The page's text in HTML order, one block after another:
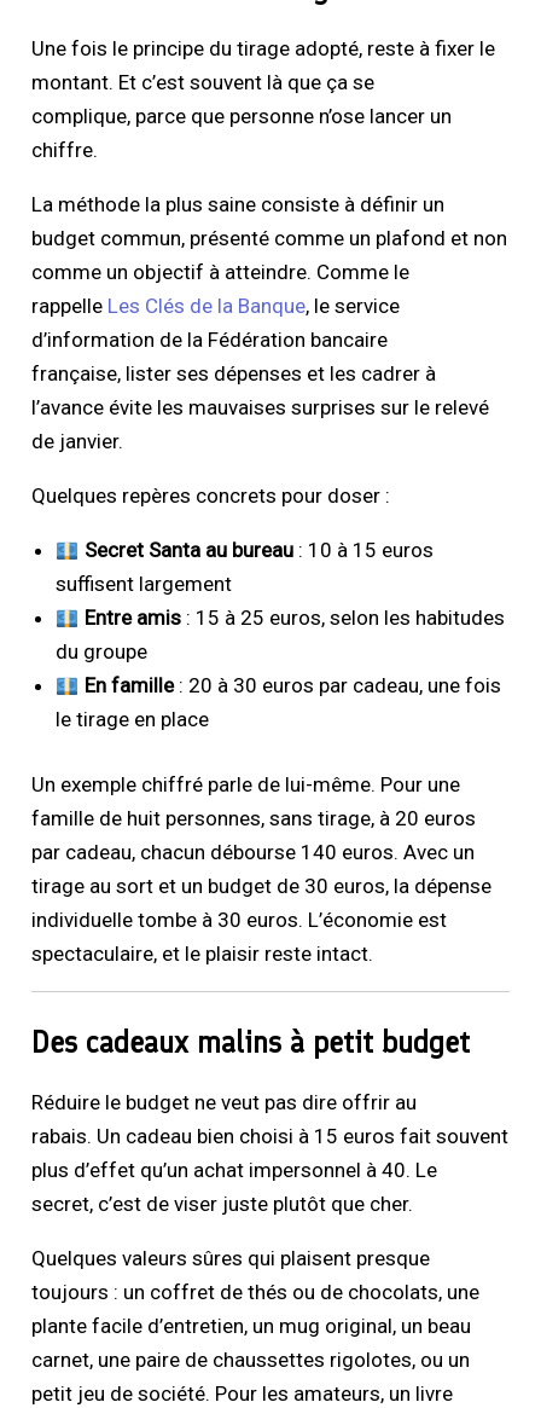
Une fois le principe du tirage adopté, reste à fixer le
montant. Et c’est souvent là que ça se
complique, parce que personne n’ose lancer un
chiffre.
La méthode la plus saine consiste à définir un
budget commun, présenté comme un plafond et non
comme un objectif à atteindre. Comme le
rappelle Les Clés de la Banque, le service
d’information de la Fédération bancaire
française, lister ses dépenses et les cadrer à
l’avance évite les mauvaises surprises sur le relevé
de janvier.
Quelques repères concrets pour doser :
Secret Santa au bureau: 10 à 15 euros
suffisent largement
Entre amis: 15 à 25 euros, selon les habitudes
du groupe
En famille: 20 à 30 euros par cadeau, une fois
le tirage en place
Un exemple chiffré parle de lui-même. Pour une
famille de huit personnes, sans tirage, à 20 euros
par cadeau, chacun débourse 140 euros. Avec un
tirage au sort et un budget de 30 euros, la dépense
individuelle tombe à 30 euros. L’économie est
spectaculaire, et le plaisir reste intact.
Des cadeaux malins à petit budget
Réduire le budget ne veut pas dire offrir au
rabais. Un cadeau bien choisi à 15 euros fait souvent
plus d’effet qu’un achat impersonnel à 40. Le
secret, c’est de viser juste plutôt que cher.
Quelques valeurs sûres qui plaisent presque
toujours : un coffret de thés ou de chocolats, une
plante facile d’entretien, un mug original, un beau
carnet, une paire de chaussettes rigolotes, ou un
petit jeu de société. Pour les amateurs, un livre